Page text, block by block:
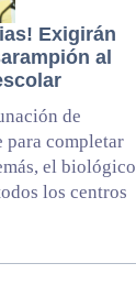
Exigirán
al
de
para completar
el biológico
los centros